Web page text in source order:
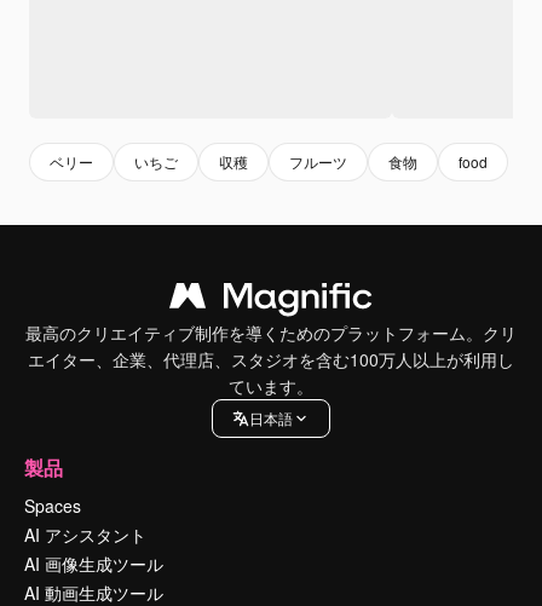
ベリー いちご 収穫 フルーツ 食物 food
最高のクリエイティブ制作を導くためのプラットフォーム。クリ
エイター、企業、代理店、スタジオを含む100万人以上が利用し
ています。
日本語
製品
Spaces
AI アシスタント
AI 画像生成ツール
AI 動画生成ツール